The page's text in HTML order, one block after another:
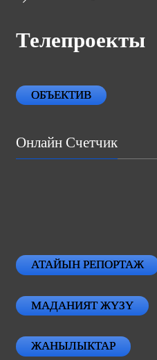
Телепроекты
ОБЪЕКТИВ
Онлайн Счетчик
АТАЙЫН РЕПОРТАЖ
МАДАНИЯТ ЖҮЗҮ
ЖАНЫЛЫКТАР